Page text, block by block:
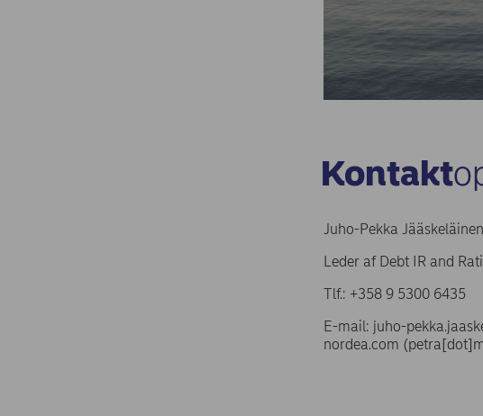
Kontakt
Juho-Pekka
Leder af Debt IR
Tlf.: +358 9
E-mail: juho-
nordea.com